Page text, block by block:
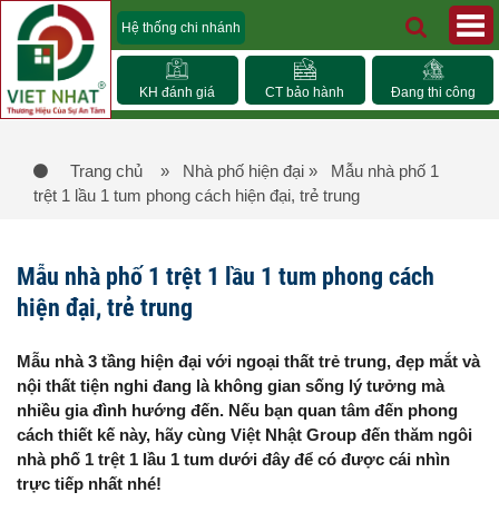
Hệ thống chi nhánh
KH đánh giá CT bảo hành Đang thi công
Trang chủ » Nhà phố hiện đại » Mẫu nhà phố 1
trệt 1 lầu 1 tum phong cách hiện đại, trẻ trung
Mẫu nhà phố 1 trệt 1 lầu 1 tum phong cách
hiện đại, trẻ trung
Mẫu nhà 3 tầng hiện đại với ngoại thất trẻ trung, đẹp mắt và
nội thất tiện nghi đang là không gian sống lý tưởng mà
nhiều gia đình hướng đến. Nếu bạn quan tâm đến phong
cách thiết kế này, hãy cùng Việt Nhật Group đến thăm ngôi
nhà phố 1 trệt 1 lầu 1 tum dưới đây để có được cái nhìn
trực tiếp nhất nhé!